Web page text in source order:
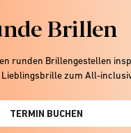
Brillen
runden Brillengestellen
Lieblingsbrille zum All-
TERMIN BUCHEN